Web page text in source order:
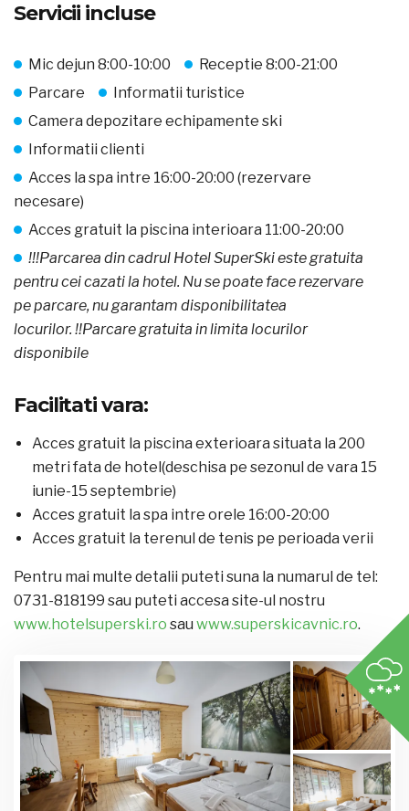
Servicii incluse
Mic dejun 8:00-10:00
Receptie 8:00-21:00
Parcare
Informatii turistice
Camera depozitare echipamente ski
Informatii clienti
Acces la spa intre 16:00-20:00 (rezervare
necesare)
Acces gratuit la piscina interioara 11:00-20:00
!!!Parcarea din cadrul Hotel SuperSki este gratuita
pentru cei cazati la hotel. Nu se poate face rezervare
pe parcare, nu garantam disponibilitatea
locurilor. !!Parcare gratuita in limita locurilor
disponibile
Facilitati vara:
Acces gratuit la piscina exterioara situata la 200
metri fata de hotel(deschisa pe sezonul de vara 15
iunie-15 septembrie)
Acces gratuit la spa intre orele 16:00-20:00
Acces gratuit la terenul de tenis pe perioada verii
Pentru mai multe detalii puteti suna la numarul de tel:
0731-818199 sau puteti accesa site-ul nostru
www.hotelsuperski.ro sau www.superskicavnic.ro.